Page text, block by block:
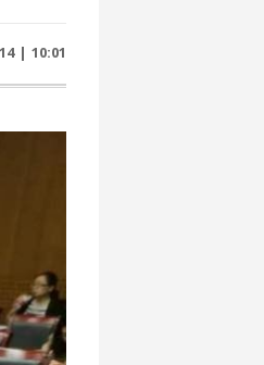
10:01 | 14 تموز 2017